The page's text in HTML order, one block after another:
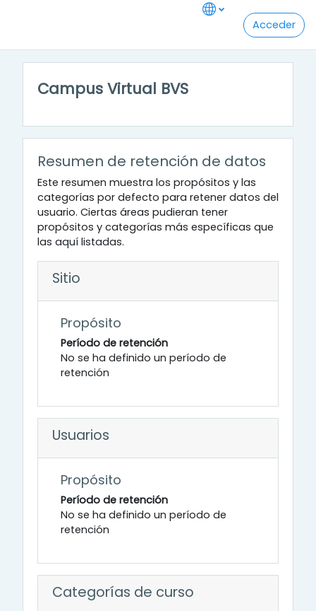
Acceder
Campus Virtual BVS
Resumen de retención de datos
Este resumen muestra los propósitos y las
categorías por defecto para retener datos del
usuario. Ciertas áreas pudieran tener
propósitos y categorías más específicas que
las aquí listadas.
Sitio
Propósito
Período de retención
No se ha definido un período de
retención
Usuarios
Propósito
Período de retención
No se ha definido un período de
retención
Categorías de curso